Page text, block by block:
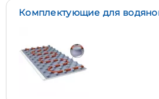
Комплектующие для